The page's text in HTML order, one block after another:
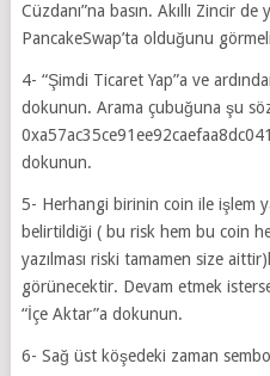
Cüzdanı”na basın. Akıllı Zincir
PancakeSwap’ta olduğunu
4- “Şimdi Ticaret Yap”a ve
dokunun. Arama çubuğuna şu
dokunun.
5- Herhangi birinin coin ile işlem
belirtildiği ( bu risk hem bu coin
yazılması riski tamamen size
görünecektir. Devam etmek
“İçe Aktar”a dokunun.
6- Sağ üst köşedeki zaman